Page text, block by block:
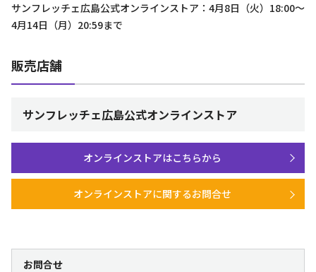
サンフレッチェ広島公式オンラインストア：4月8日（火）18:00～
4月14日（月）20:59まで
販売店舗
サンフレッチェ広島公式オンラインストア
オンラインストアはこちらから
オンラインストアに関するお問合せ
お問合せ